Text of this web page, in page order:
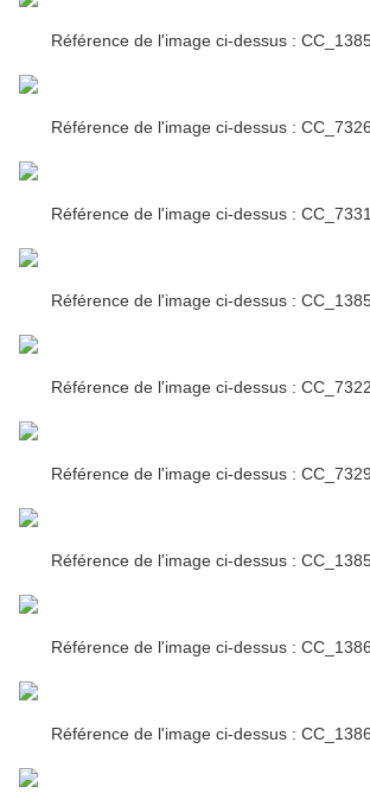
Référence de l'image ci-dessus :
Référence de l'image ci-dessus :
Référence de l'image ci-dessus :
Référence de l'image ci-dessus :
Référence de l'image ci-dessus :
Référence de l'image ci-dessus :
Référence de l'image ci-dessus :
Référence de l'image ci-dessus :
Référence de l'image ci-dessus :